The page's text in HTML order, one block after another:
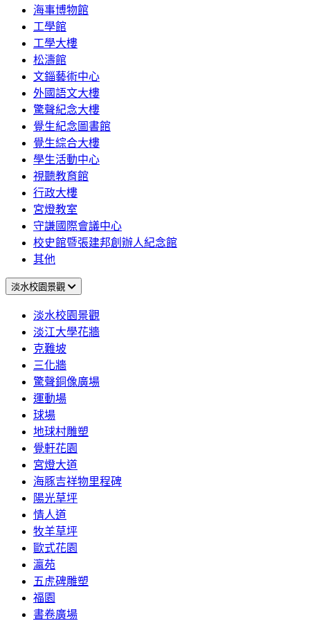
海事博物館
工學館
工學大樓
松濤館
文錙藝術中心
外國語文大樓
驚聲紀念大樓
覺生紀念圖書館
覺生綜合大樓
學生活動中心
視聽教育館
行政大樓
宮燈教室
守謙國際會議中心
校史館暨張建邦創辦人紀念館
其他
淡水校園景觀
淡水校園景觀
淡江大學花牆
克難坡
三化牆
驚聲銅像廣場
運動場
球場
地球村雕塑
覺軒花園
宮燈大道
海豚吉祥物里程碑
陽光草坪
情人道
牧羊草坪
歐式花園
瀛苑
五虎碑雕塑
福園
書卷廣場